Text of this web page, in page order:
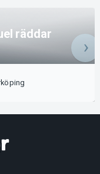
räddar